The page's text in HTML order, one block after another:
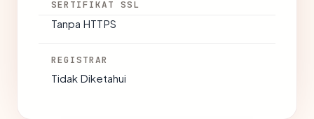
SERTIFIKAT SSL
Tanpa HTTPS
REGISTRAR
Tidak Diketahui